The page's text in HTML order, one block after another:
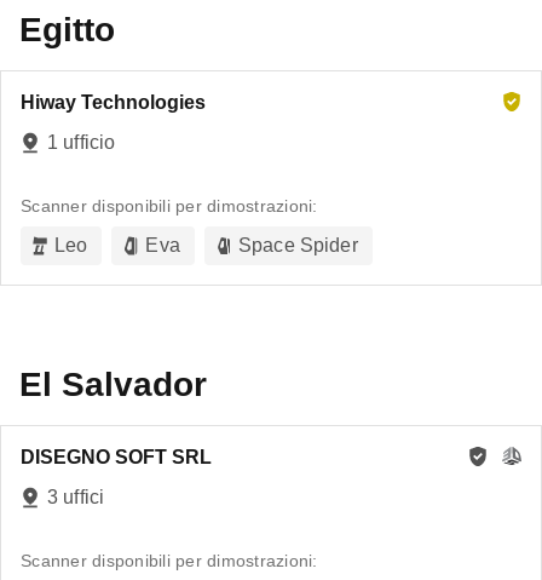
Egitto
Hiway Technologies
1 ufficio
Scanner disponibili per dimostrazioni:
Leo Eva Space Spider
El Salvador
DISEGNO SOFT SRL
3 uffici
Scanner disponibili per dimostrazioni: